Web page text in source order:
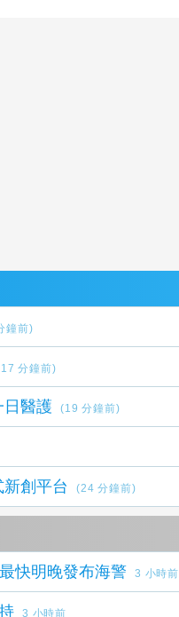
鐘前)
分鐘前)
醫護 (19 分鐘前)
創平台 (24 分鐘前)
快明晚發布海警 3 小時前
3 小時前